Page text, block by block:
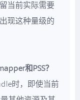
当前实际需要
现这种量级的
和PSS？
时，即使当前